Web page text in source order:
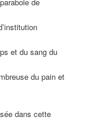
et du sang du
du pain et
dans cette